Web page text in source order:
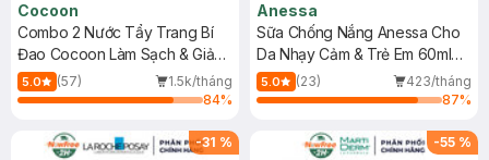
Cocoon
Combo 2 Nước Tẩy Trang Bí
Đao Cocoon Làm Sạch & Giảm
Dầu 500ml
5.0 (57)
1.5k/tháng
84%
Anessa
Sữa Chống Nắng Anessa Cho
Da Nhạy Cảm & Trẻ Em 60ml
(Mới)
5.0 (23)
423/tháng
87%
-31 % -55 %